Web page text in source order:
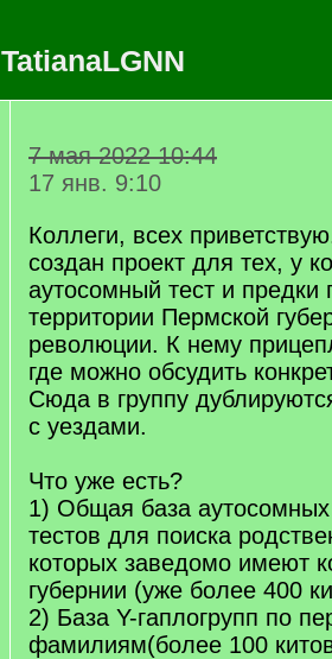
TatianaLGNN
7 мая 2022 10:44
17 янв. 9:10
Коллеги, всех
создан проект для тех, у
аутосомный тест и предки
территории Пермской
революции. К нему
где можно обсудить
Сюда в группу
с уездами.
Что уже есть?
1) Общая база аутосомных
тестов для поиска
которых заведомо имеют
губернии (уже более 400
2) База Y-гаплогрупп по
фамилиям(более 100